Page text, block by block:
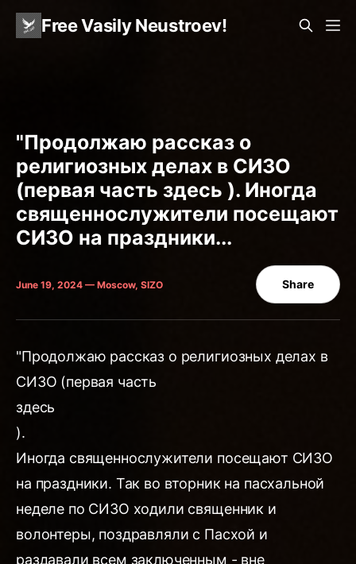
Free Vasily Neustroev!
"Продолжаю рассказ о
религиозных делах в СИЗО
(первая часть здесь ). Иногда
священнослужители посещают
СИЗО на праздники...
June 19, 2024 — Moscow, SIZO Share
"Продолжаю рассказ о религиозных делах в
СИЗО (первая часть
здесь
).
Иногда священнослужители посещают СИЗО
на праздники. Так во вторник на пасхальной
неделе по СИЗО ходили священник и
волонтеры, поздравляли с Пасхой и
раздавали всем заключенным - вне